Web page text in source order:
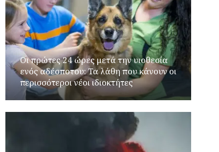
Οι πρώτες 24 ώρες μετά την υιοθεσία
ενός αδέσποτου: Τα λάθη που κάνουν οι
περισσότεροι νέοι ιδιοκτήτες